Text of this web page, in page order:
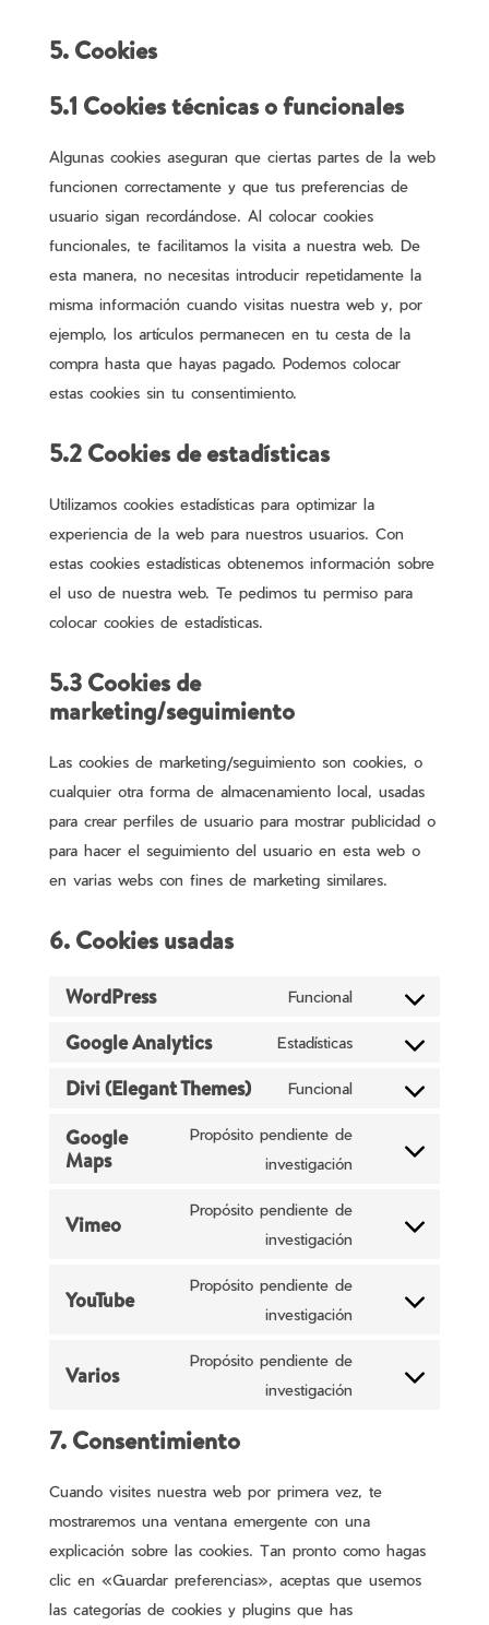
5. Cookies
5.1 Cookies técnicas o funcionales
Algunas cookies aseguran que ciertas partes de la web
funcionen correctamente y que tus preferencias de
usuario sigan recordándose. Al colocar cookies
funcionales, te facilitamos la visita a nuestra web. De
esta manera, no necesitas introducir repetidamente la
misma información cuando visitas nuestra web y, por
ejemplo, los artículos permanecen en tu cesta de la
compra hasta que hayas pagado. Podemos colocar
estas cookies sin tu consentimiento.
5.2 Cookies de estadísticas
Utilizamos cookies estadísticas para optimizar la
experiencia de la web para nuestros usuarios. Con
estas cookies estadísticas obtenemos información sobre
el uso de nuestra web. Te pedimos tu permiso para
colocar cookies de estadísticas.
5.3 Cookies de
marketing/seguimiento
Las cookies de marketing/seguimiento son cookies, o
cualquier otra forma de almacenamiento local, usadas
para crear perfiles de usuario para mostrar publicidad o
para hacer el seguimiento del usuario en esta web o
en varias webs con fines de marketing similares.
6. Cookies usadas
WordPress Funcional
Consent
wordpress
Google Analytics Estadísticas
Consent
google-
Divi (Elegant Themes) Funcional
Consent
service
(elegant-
Google
Maps
Propósito pendiente de
investigación
Consent
service
Vimeo
Propósito pendiente de
investigación
Consent
service
YouTube
Propósito pendiente de
investigación
Consent
service
Varios
Propósito pendiente de
investigación
Consent
7. Consentimiento
Cuando visites nuestra web por primera vez, te
mostraremos una ventana emergente con una
explicación sobre las cookies. Tan pronto como hagas
clic en «Guardar preferencias», aceptas que usemos
las categorías de cookies y plugins que has